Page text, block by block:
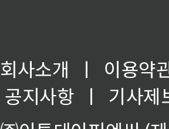
회사소개 ㅣ
이용약
공지사항
ㅣ
기사제